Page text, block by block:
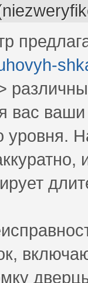
вас
уровня.